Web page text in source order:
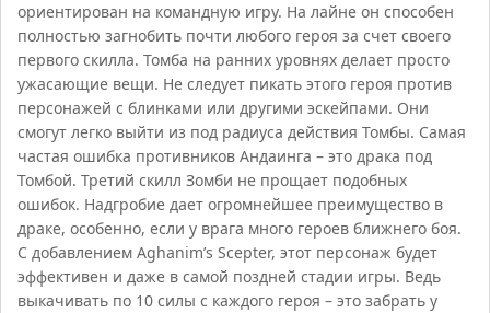
ориентирован на командную игру. На лайне он способен
полностью загнобить почти любого героя за счет своего
первого скилла. Томба на ранних уровнях делает просто
ужасающие вещи. Не следует пикать этого героя против
персонажей с блинками или другими эскейпами. Они
смогут легко выйти из под радиуса действия Томбы. Самая
частая ошибка противников Андаинга – это драка под
Томбой. Третий скилл Зомби не прощает подобных
ошибок. Надгробие дает огромнейшее преимущество в
драке, особенно, если у врага много героев ближнего боя.
С добавлением Aghanim’s Scepter, этот персонаж будет
эффективен и даже в самой поздней стадии игры. Ведь
выкачивать по 10 силы с каждого героя – это забрать у